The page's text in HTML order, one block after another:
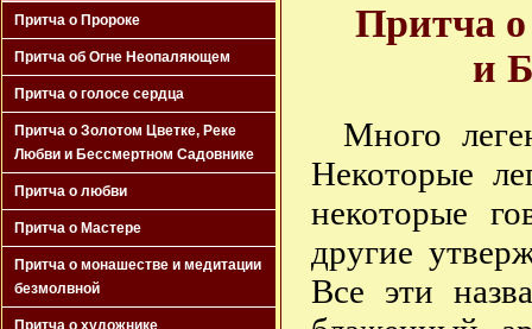
Притча о Пророке
Притча об Огне Неопаляющем
Притча о голосе сердца
Притча о Золотом Цветке, Реке
Любви и Бессмертном Садовнике
Притча о любви
Притча о Мастере
Притча о монашестве и медитации
безмолвной
Притча
и
Много
Некоторые
некоторые
другие
Все эти